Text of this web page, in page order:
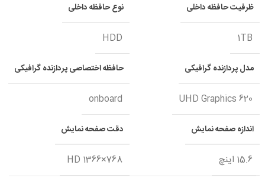
ظرفیت حافظه داخلی
1TB
نوع حافظه داخلی
HDD
مدل پردازنده گرافیکی
UHD Graphics 620
حافظه اختصاصی پردازنده گرافیکی
onboard
اندازه صفحه نمایش
15.6 اینچ
دقت صفحه نمایش
HD 1366×768